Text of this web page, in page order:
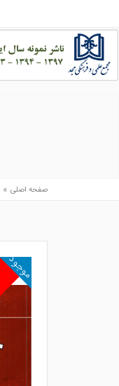
صفحه اصلی »
موجود